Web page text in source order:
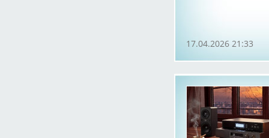
17.04.2026 21:33